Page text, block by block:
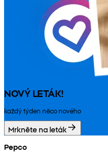
NOVÝ LETÁK!
každý týden něco nového
Mrkněte na leták
Pepco